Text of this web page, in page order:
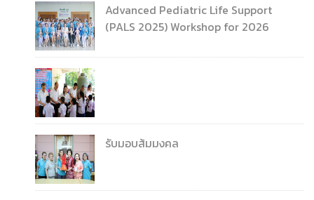
Advanced Pediatric Life Support
(PALS 2025) Workshop for 2026
รับมอบส้มมงคล